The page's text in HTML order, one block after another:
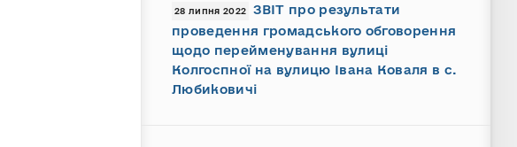
28 липня 2022
ЗВІТ про результати
проведення громадського обговорення
щодо перейменування вулиці
Колгоспної на вулицю Івана Коваля в с.
Любиковичі